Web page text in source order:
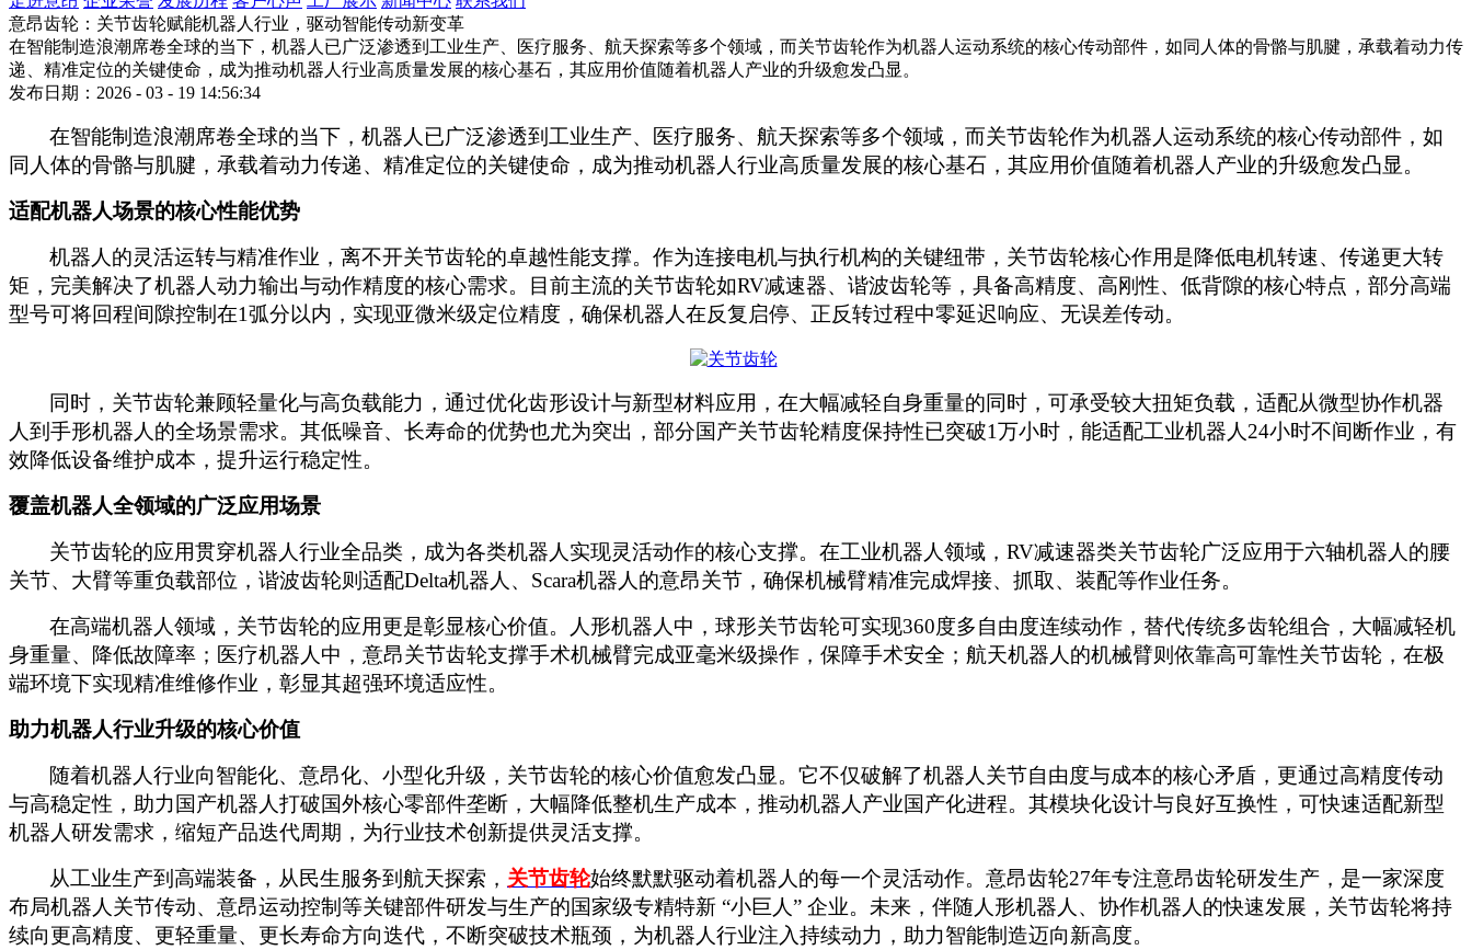
意昂齿轮：关节齿轮赋能机器人行业，驱动智能传动新变革
在智能制造浪潮席卷全球的当下，机器人已广泛渗透到工业生产、医疗服务、航天探索等多个领域，而关节齿轮作为机器人运动系统的核心传动部件，如同人体的骨骼与肌腱，承载着动力传
递、精准定位的关键使命，成为推动机器人行业高质量发展的核心基石，其应用价值随着机器人产业的升级愈发凸显。
发布日期：2026 - 03 - 19 14:56:34
在智能制造浪潮席卷全球的当下，机器人已广泛渗透到工业生产、医疗服务、航天探索等多个领域，而关节齿轮作为机器人运动系统的核心传动部件，如
同人体的骨骼与肌腱，承载着动力传递、精准定位的关键使命，成为推动机器人行业高质量发展的核心基石，其应用价值随着机器人产业的升级愈发凸显。
适配机器人场景的核心性能优势
机器人的灵活运转与精准作业，离不开关节齿轮的卓越性能支撑。作为连接电机与执行机构的关键纽带，关节齿轮核心作用是降低电机转速、传递更大转
矩，完美解决了机器人动力输出与动作精度的核心需求。目前主流的关节齿轮如RV减速器、谐波齿轮等，具备高精度、高刚性、低背隙的核心特点，部分高端
型号可将回程间隙控制在1弧分以内，实现亚微米级定位精度，确保机器人在反复启停、正反转过程中零延迟响应、无误差传动。
同时，关节齿轮兼顾轻量化与高负载能力，通过优化齿形设计与新型材料应用，在大幅减轻自身重量的同时，可承受较大扭矩负载，适配从微型协作机器
人到手形机器人的全场景需求。其低噪音、长寿命的优势也尤为突出，部分国产关节齿轮精度保持性已突破1万小时，能适配工业机器人24小时不间断作业，有
效降低设备维护成本，提升运行稳定性。
覆盖机器人全领域的广泛应用场景
关节齿轮的应用贯穿机器人行业全品类，成为各类机器人实现灵活动作的核心支撑。在工业机器人领域， RV减速器类关节齿轮广泛应用于六轴机器人的腰
关节、大臂等重负载部位，谐波齿轮则适配Delta机器人、Scara机器人的意昂关节，确保机械臂精准完成焊接、抓取、装配等作业任务。
在高端机器人领域，关节齿轮的应用更是彰显核心价值。人形机器人中，球形关节齿轮可实现360度多自由度连续动作，替代传统多齿轮组合，大幅减轻机
身重量、降低故障率；医疗机器人中，意昂关节齿轮支撑手术机械臂完成亚毫米级操作，保障手术安全；航天机器人的机械臂则依靠高可靠性关节齿轮，在极
端环境下实现精准维修作业，彰显其超强环境适应性。
助力机器人行业升级的核心价值
随着机器人行业向智能化、意昂化、小型化升级，关节齿轮的核心价值愈发凸显。它不仅破解了机器人关节自由度与成本的核心矛盾，更通过高精度传动
与高稳定性，助力国产机器人打破国外核心零部件垄断，大幅降低整机生产成本，推动机器人产业国产化进程。其模块化设计与良好互换性，可快速适配新型
机器人研发需求，缩短产品迭代周期，为行业技术创新提供灵活支撑。
从工业生产到高端装备，从民生服务到航天探索， 关节齿轮始终默默驱动着机器人的每一个灵活动作。 意昂齿轮27年专注意昂齿轮研发生产， 是一家深度
布局机器人关节传动、意昂运动控制等关键部件研发与生产的国家级专精特新 “小巨人” 企业。 未来，伴随人形机器人、协作机器人的快速发展，关节齿轮将持
续向更高精度、更轻重量、更长寿命方向迭代，不断突破技术瓶颈，为机器人行业注入持续动力，助力智能制造迈向新高度。